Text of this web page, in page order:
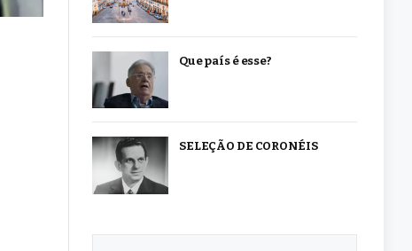
Que país é esse?
SELEÇÃO DE CORONÉIS